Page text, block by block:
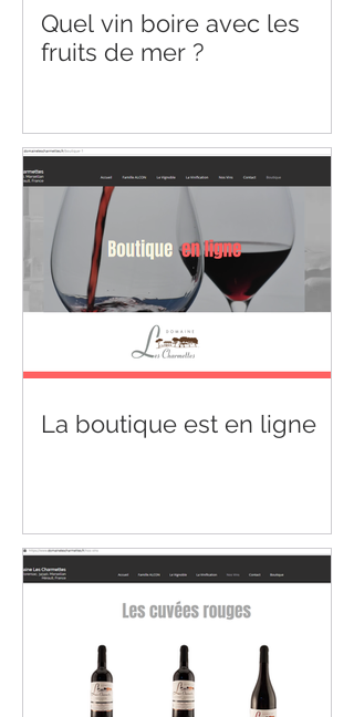
Quel vin boire avec les
fruits de mer ?
La boutique est en ligne